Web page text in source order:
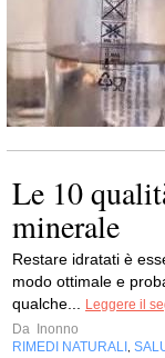
Le 10
minerale
Restare idratati è
modo ottimale e
qualche...
Leggere il
Da
Inonno
RIMEDI NATURALI